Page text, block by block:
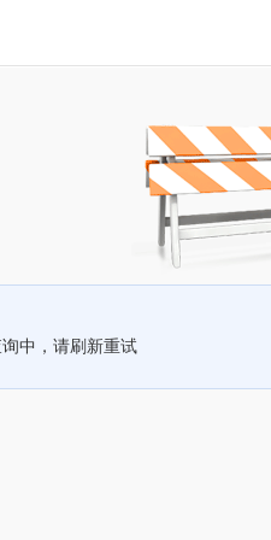
中，请刷新重试